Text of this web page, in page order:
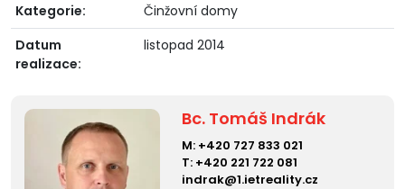
Kategorie:
Činžovní domy
Datum
realizace:
listopad 2014
Bc. Tomáš Indrák
M: +420 727 833 021
T: +420 221 722 081
indrak@1.ietreality.cz